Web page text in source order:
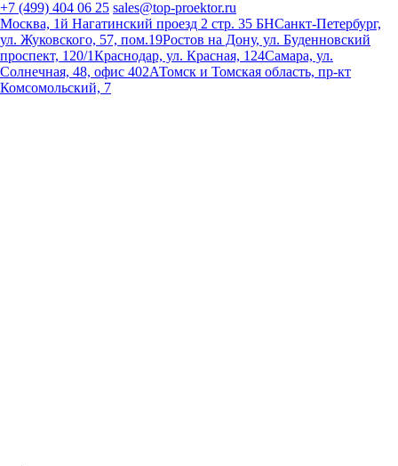
+7 (499) 404 06 25 sales@top-proektor.ru
Москва, 1й Нагатинский проезд 2 стр. 35 БНСанкт-Петербург,
ул. Жуковского, 57, пом.19Ростов на Дону, ул. Буденновский
проспект, 120/1Краснодар, ул. Красная, 124Самара, ул.
Солнечная, 48, офис 402АТомск и Томская область, пр-кт
Комсомольский, 7